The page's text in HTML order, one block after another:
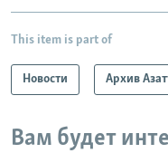
This item is part of
Новости Архив
Вам будет